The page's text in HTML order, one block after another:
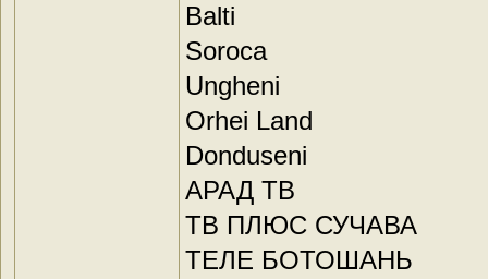
Balti
Soroca
Ungheni
Orhei Land
Donduseni
АРАД ТВ
ТВ ПЛЮС СУЧАВА
ТЕЛЕ БОТОШАНЬ